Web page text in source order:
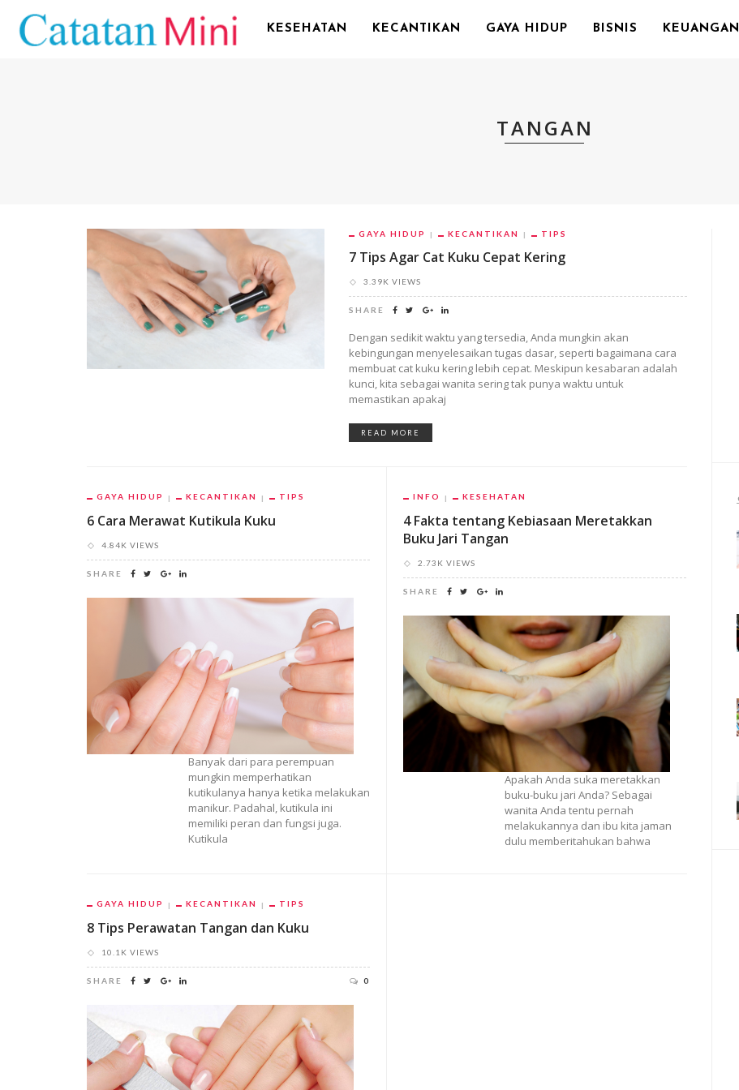
KESEHATAN KECANTIKAN GAYA HIDUP BISNIS KEUANGAN
TANGAN
GAYA HIDUP KECANTIKAN TIPS
7 Tips Agar Cat Kuku Cepat Kering
3.39K VIEWS
SHARE
Dengan sedikit waktu yang tersedia, Anda mungkin akan
kebingungan menyelesaikan tugas dasar, seperti bagaimana cara
membuat cat kuku kering lebih cepat. Meskipun kesabaran adalah
kunci, kita sebagai wanita sering tak punya waktu untuk
memastikan apakaj
READ MORE
GAYA HIDUP KECANTIKAN TIPS
6 Cara Merawat Kutikula Kuku
4.84K VIEWS
SHARE
Banyak dari para perempuan
mungkin memperhatikan
kutikulanya hanya ketika melakukan
manikur. Padahal, kutikula ini
memiliki peran dan fungsi juga.
Kutikula
INFO KESEHATAN
4 Fakta tentang Kebiasaan Meretakkan
Buku Jari Tangan
2.73K VIEWS
SHARE
Apakah Anda suka meretakkan
buku-buku jari Anda? Sebagai
wanita Anda tentu pernah
melakukannya dan ibu kita jaman
dulu memberitahukan bahwa
GAYA HIDUP KECANTIKAN TIPS
8 Tips Perawatan Tangan dan Kuku
10.1K VIEWS
SHARE 0